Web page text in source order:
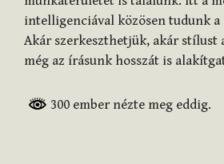
intelligenciával közösen tudunk a
Akár szerkeszthetjük, akár stílust
még az írásunk hosszát is
300 ember nézte meg eddig.